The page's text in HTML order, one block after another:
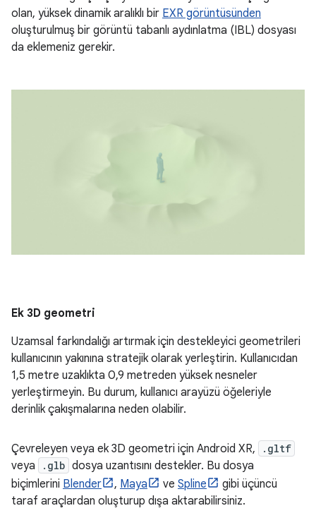
olan, yüksek dinamik aralıklı bir EXR görüntüsünden
oluşturulmuş bir görüntü tabanlı aydınlatma (IBL) dosyası
da eklemeniz gerekir.
Ek 3D geometri
Uzamsal farkındalığı artırmak için destekleyici geometrileri
kullanıcının yakınına stratejik olarak yerleştirin. Kullanıcıdan
1,5 metre uzaklıkta 0,9 metreden yüksek nesneler
yerleştirmeyin. Bu durum, kullanıcı arayüzü öğeleriyle
derinlik çakışmalarına neden olabilir.
Çevreleyen veya ek 3D geometri için Android XR, .gltf
veya .glb dosya uzantısını destekler. Bu dosya
biçimlerini Blender , Maya ve Spline
gibi üçüncü
taraf araçlardan oluşturup dışa aktarabilirsiniz.